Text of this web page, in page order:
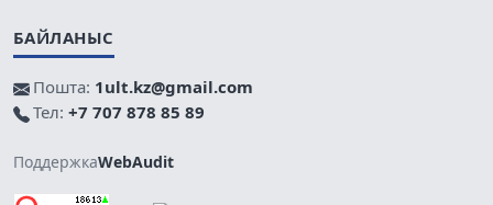
БАЙЛАНЫС
Пошта: 1ult.kz@gmail.com
Тел: +7 707 878 85 89
ПоддержкаWebAudit